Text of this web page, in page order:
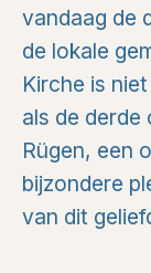
vandaag de
de lokale
Kirche is
als de derde
Rügen, een
bijzondere
van dit